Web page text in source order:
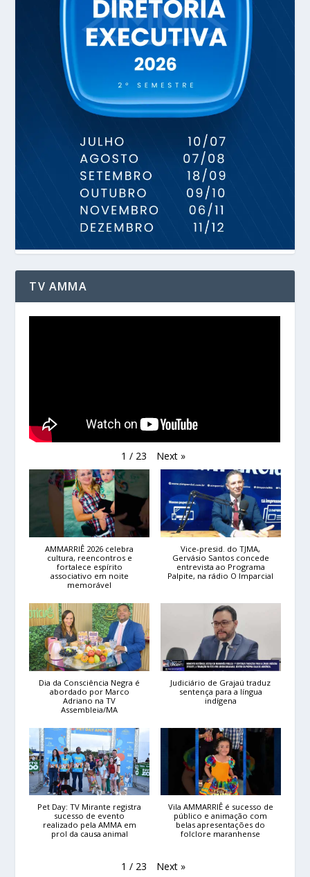
TV AMMA
1 / 23 Next »
AMMARRIÊ 2026 celebra
cultura, reencontros e
fortalece espírito
associativo em noite
memorável
Vice-presid. do TJMA,
Gervásio Santos concede
entrevista ao Programa
Palpite, na rádio O Imparcial
Dia da Consciência Negra é
abordado por Marco
Adriano na TV
Assembleia/MA
Judiciário de Grajaú traduz
sentença para a língua
indígena
Pet Day: TV Mirante registra
sucesso de evento
realizado pela AMMA em
prol da causa animal
Vila AMMARRIÊ é sucesso de
público e animação com
belas apresentações do
folclore maranhense
1 / 23 Next »